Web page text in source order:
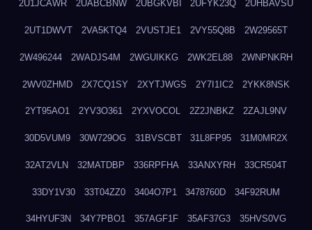
2U1JCAWR 2UABCBNW 2UBGKVBI 2UFYK23Q 2UHBAVSU
2UT1DWVT 2VA5KTQ4 2VUSTJE1 2VY55Q8B 2W29565T
2W496244 2WADJS4M 2WGUIKKG 2WK2EL88 2WNPNKRH
2WV0ZHMD 2X7CQ1SY 2XYTJWGS 2Y7I1IC2 2YKK8NSK
2YT95AO1 2YV3O361 2YXVOCOL 2Z2JNBKZ 2ZAJL9NV
30D5VUM9 30W729OG 31BVSCBT 31L8FP95 31M0MR2X
32AT2VLN 32MATDBP 336RPFHA 33ANXYRH 33CR504T
33DY1V30 33T04ZZ0 3404O7P1 3478760D 34F92RUM
34HYUF3N 34Y7PBO1 357AGF1F 35AF37G3 35HVS0VG